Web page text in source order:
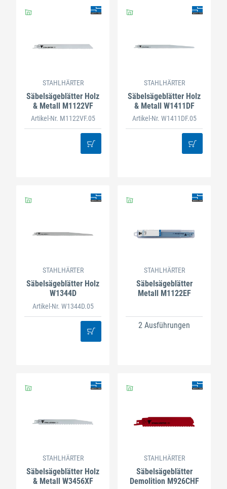
STAHLHÄRTER
Säbelsägeblätter Holz
& Metall M1122VF
Artikel-Nr. M1122VF.05
STAHLHÄRTER
Säbelsägeblätter Holz
& Metall W1411DF
Artikel-Nr. W1411DF.05
STAHLHÄRTER
Säbelsägeblätter Holz
W1344D
Artikel-Nr. W1344D.05
STAHLHÄRTER
Säbelsägeblätter
Metall M1122EF
2 Ausführungen
STAHLHÄRTER
Säbelsägeblätter Holz
& Metall W3456XF
STAHLHÄRTER
Säbelsägeblätter
Demolition M926CHF